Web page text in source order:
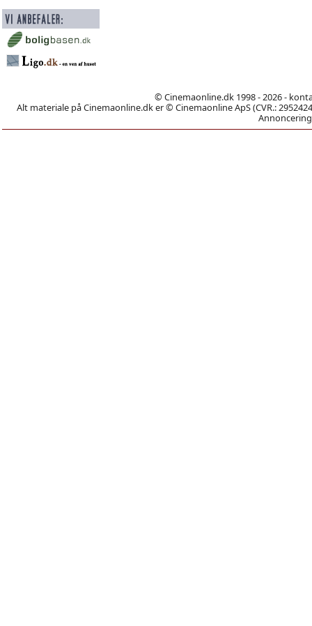
© Cinemaonline.dk 1998 - 2026 -
Alt materiale på Cinemaonline.dk er © Cinemaonline ApS (CVR.: